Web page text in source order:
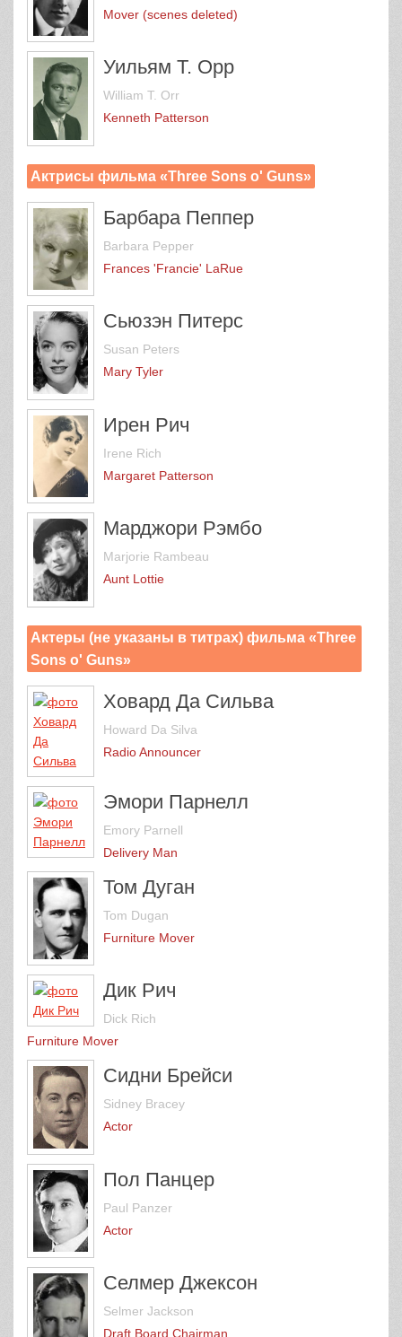
Mover (scenes deleted)
Уильям Т. Орр
William T. Orr
Kenneth Patterson
Актрисы фильма «Three Sons o' Guns»
Барбара Пеппер
Barbara Pepper
Frances 'Francie' LaRue
Сьюзэн Питерс
Susan Peters
Mary Tyler
Ирен Рич
Irene Rich
Margaret Patterson
Марджори Рэмбо
Marjorie Rambeau
Aunt Lottie
Актеры (не указаны в титрах) фильма «Three
Sons o' Guns»
Ховард Да Сильва
Howard Da Silva
Radio Announcer
Эмори Парнелл
Emory Parnell
Delivery Man
Том Дуган
Tom Dugan
Furniture Mover
Дик Рич
Dick Rich
Furniture Mover
Сидни Брейси
Sidney Bracey
Actor
Пол Панцер
Paul Panzer
Actor
Селмер Джексон
Selmer Jackson
Draft Board Chairman